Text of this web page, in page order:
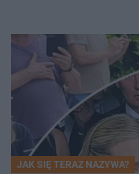
JAK SIĘ TERAZ NAZYWA?